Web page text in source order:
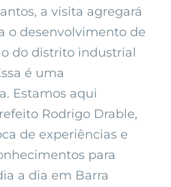
a visita agregará
o desenvolvimento de
do distrito industrial
é uma
Estamos aqui
Rodrigo Drable,
de experiências e
para
a dia em Barra